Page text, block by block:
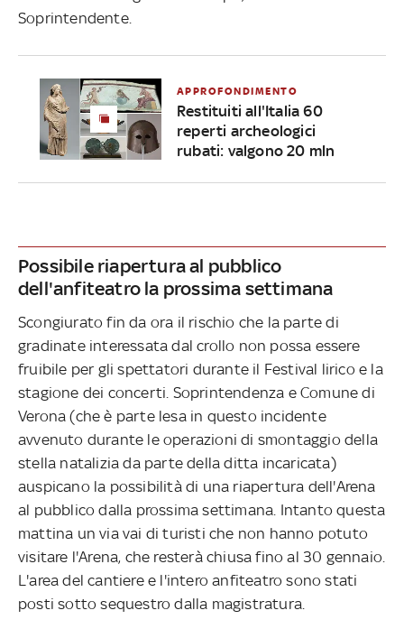
Soprintendente.
APPROFONDIMENTO
Restituiti all'Italia 60
reperti archeologici
rubati: valgono 20 mln
Possibile riapertura al pubblico
dell'anfiteatro la prossima settimana
Scongiurato fin da ora il rischio che la parte di
gradinate interessata dal crollo non possa essere
fruibile per gli spettatori durante il Festival lirico e la
stagione dei concerti. Soprintendenza e Comune di
Verona (che è parte lesa in questo incidente
avvenuto durante le operazioni di smontaggio della
stella natalizia da parte della ditta incaricata)
auspicano la possibilità di una riapertura dell'Arena
al pubblico dalla prossima settimana. Intanto questa
mattina un via vai di turisti che non hanno potuto
visitare l'Arena, che resterà chiusa fino al 30 gennaio.
L'area del cantiere e l'intero anfiteatro sono stati
posti sotto sequestro dalla magistratura.